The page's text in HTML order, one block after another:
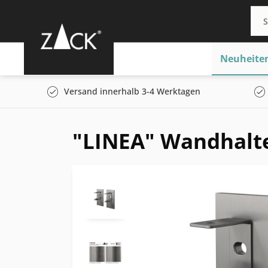
Versand innerhalb 3-4 Werktagen
"LINEA"